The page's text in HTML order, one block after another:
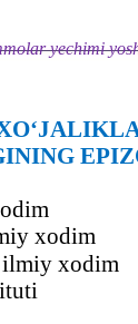
yechimi
xodim
ilmiy xodim